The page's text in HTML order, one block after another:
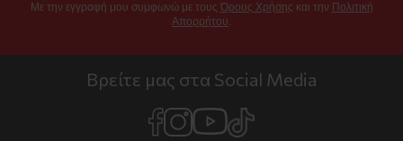
Με την εγγραφή μου συμφωνώ με τους Όρους Χρήσης και την Πολιτική
Απορρήτου.
Βρείτε μας στα Social Media